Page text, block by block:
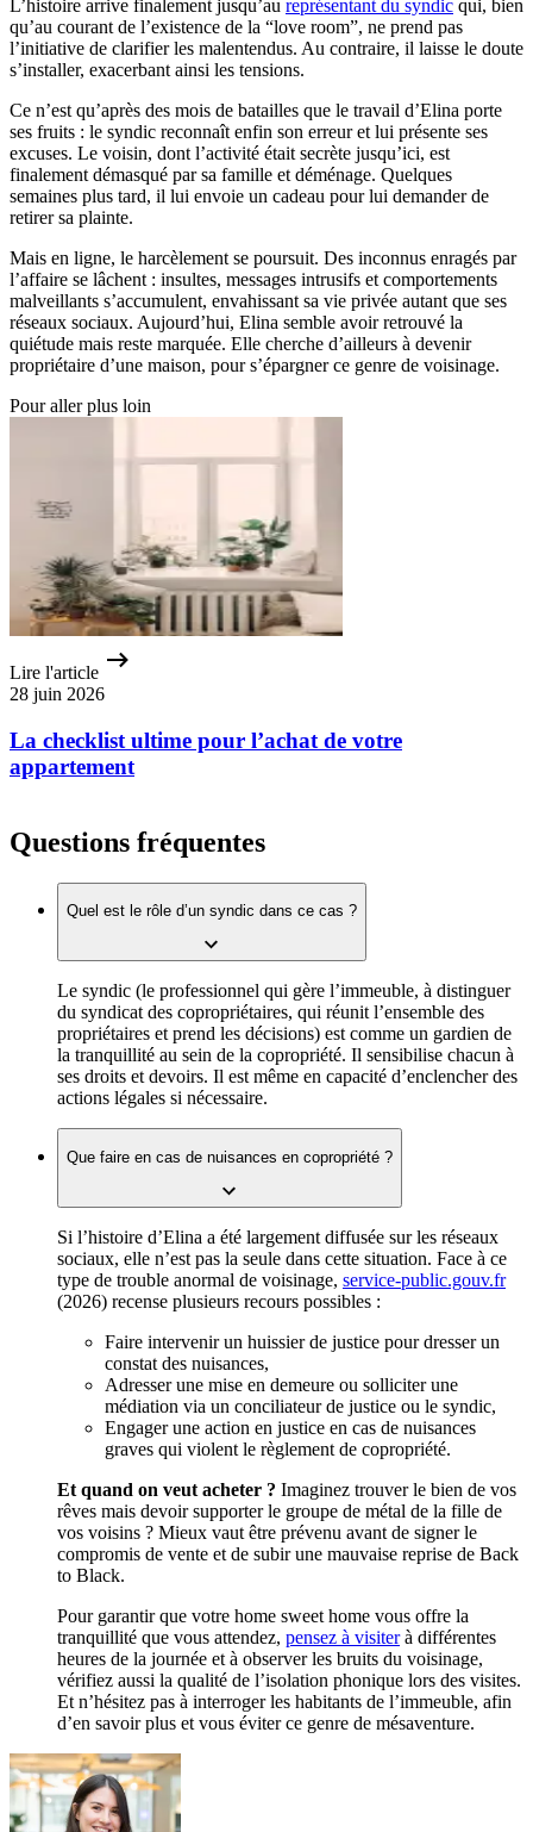
L’histoire arrive finalement jusqu’au représentant du syndic qui, bien
qu’au courant de l’existence de la “love room”, ne prend pas
l’initiative de clarifier les malentendus. Au contraire, il laisse le doute
s’installer, exacerbant ainsi les tensions.
Ce n’est qu’après des mois de batailles que le travail d’Elina porte
ses fruits : le syndic reconnaît enfin son erreur et lui présente ses
excuses. Le voisin, dont l’activité était secrète jusqu’ici, est
finalement démasqué par sa famille et déménage. Quelques
semaines plus tard, il lui envoie un cadeau pour lui demander de
retirer sa plainte.
Mais en ligne, le harcèlement se poursuit. Des inconnus enragés par
l’affaire se lâchent : insultes, messages intrusifs et comportements
malveillants s’accumulent, envahissant sa vie privée autant que ses
réseaux sociaux. Aujourd’hui, Elina semble avoir retrouvé la
quiétude mais reste marquée. Elle cherche d’ailleurs à devenir
propriétaire d’une maison, pour s’épargner ce genre de voisinage.
Pour aller plus loin
Lire l'article
28 juin 2026
La checklist ultime pour l’achat de votre
appartement
Questions fréquentes
Quel est le rôle d’un syndic dans ce cas ?
Le syndic (le professionnel qui gère l’immeuble, à distinguer
du syndicat des copropriétaires, qui réunit l’ensemble des
propriétaires et prend les décisions) est comme un gardien de
la tranquillité au sein de la copropriété. Il sensibilise chacun à
ses droits et devoirs. Il est même en capacité d’enclencher des
actions légales si nécessaire.
Que faire en cas de nuisances en copropriété ?
Si l’histoire d’Elina a été largement diffusée sur les réseaux
sociaux, elle n’est pas la seule dans cette situation. Face à ce
type de trouble anormal de voisinage, service-public.gouv.fr
(2026) recense plusieurs recours possibles :
Faire intervenir un huissier de justice pour dresser un
constat des nuisances,
Adresser une mise en demeure ou solliciter une
médiation via un conciliateur de justice ou le syndic,
Engager une action en justice en cas de nuisances
graves qui violent le règlement de copropriété.
Et quand on veut acheter ? Imaginez trouver le bien de vos
rêves mais devoir supporter le groupe de métal de la fille de
vos voisins ? Mieux vaut être prévenu avant de signer le
compromis de vente et de subir une mauvaise reprise de Back
to Black.
Pour garantir que votre home sweet home vous offre la
tranquillité que vous attendez, pensez à visiterà différentes
heures de la journée et à observer les bruits du voisinage,
vérifiez aussi la qualité de l’isolation phonique lors des visites.
Et n’hésitez pas à interroger les habitants de l’immeuble, afin
d’en savoir plus et vous éviter ce genre de mésaventure.